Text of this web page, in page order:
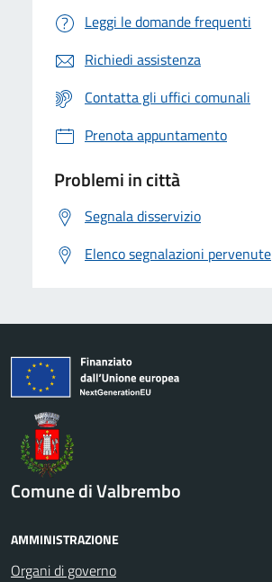
Leggi le domande frequenti
Richiedi assistenza
Contatta gli uffici comunali
Prenota appuntamento
Problemi in città
Segnala disservizio
Elenco segnalazioni pervenute
Comune di Valbrembo
AMMINISTRAZIONE
Organi di governo